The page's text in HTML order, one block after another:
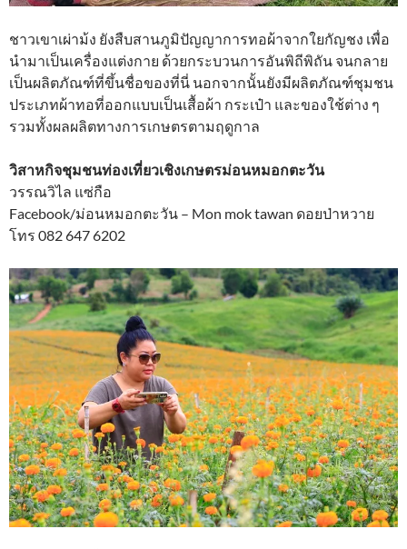
ชาวเขาเผ่าม้ง ยังสืบสานภูมิปัญญาการทอผ้าจากใยกัญชง เพื่อ
นำมาเป็นเครื่องแต่งกาย ด้วยกระบวนการอันพิถีพิถัน จนกลาย
เป็นผลิตภัณฑ์ที่ขึ้นชื่อของที่นี่ นอกจากนั้นยังมีผลิตภัณฑ์ชุมชน
ประเภทผ้าทอที่ออกแบบเป็นเสื้อผ้า กระเป๋า และของใช้ต่าง ๆ
รวมทั้งผลผลิตทางการเกษตรตามฤดูกาล
วิสาหกิจชุมชนท่องเที่ยวเชิงเกษตรม่อนหมอกตะวัน
วรรณวิไล แซ่กือ
Facebook/ม่อนหมอกตะวัน – Mon mok tawan ดอยป่าหวาย
โทร 082 647 6202